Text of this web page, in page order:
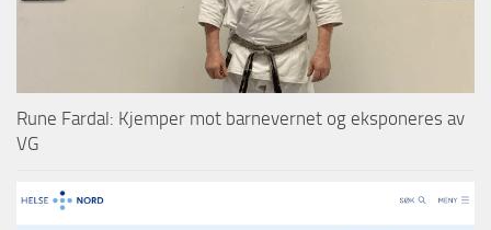
Rune Fardal: Kjemper mot barnevernet og eksponeres av
VG